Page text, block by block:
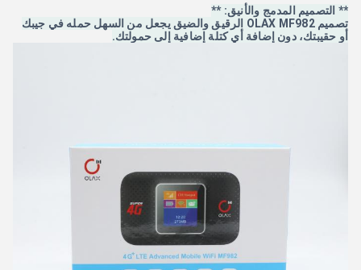
** التصميم المدمج والأنيق: **
تصميم OLAX MF982 الرقيق والضيق يجعل من السهل حمله في جيبك
أو حقيبتك، دون إضافة أي كتلة إضافية إلى حمولتك.